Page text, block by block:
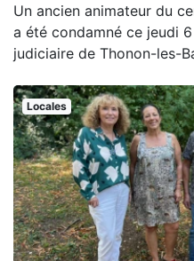
Un ancien animateur du
a été condamné ce jeudi
judiciaire de Thonon-les-
Locales